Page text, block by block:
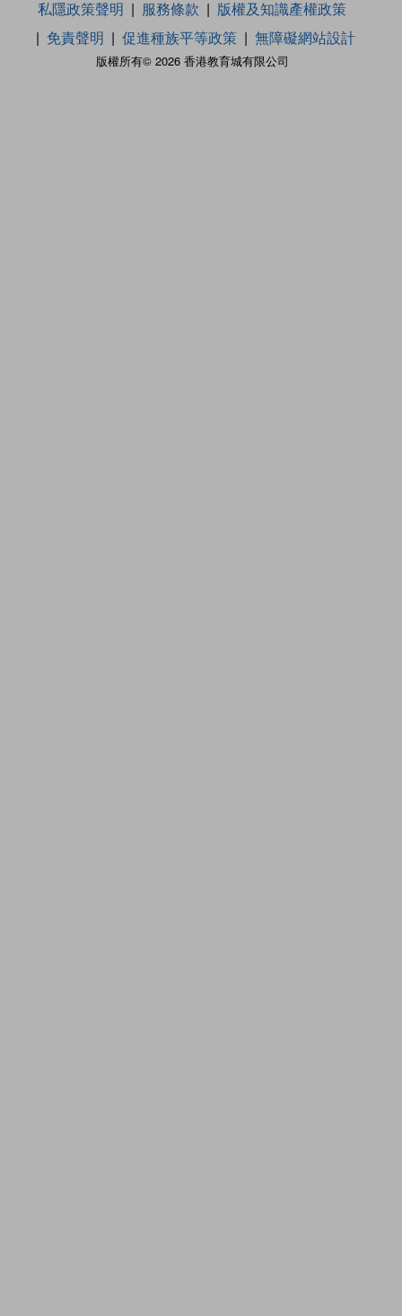
版權所有© 2026 香港教育城有限公司
私隱政策聲明 服務條款
版權及知識產權政策
免責聲明
促進種族平等政策 無障礙網站設計